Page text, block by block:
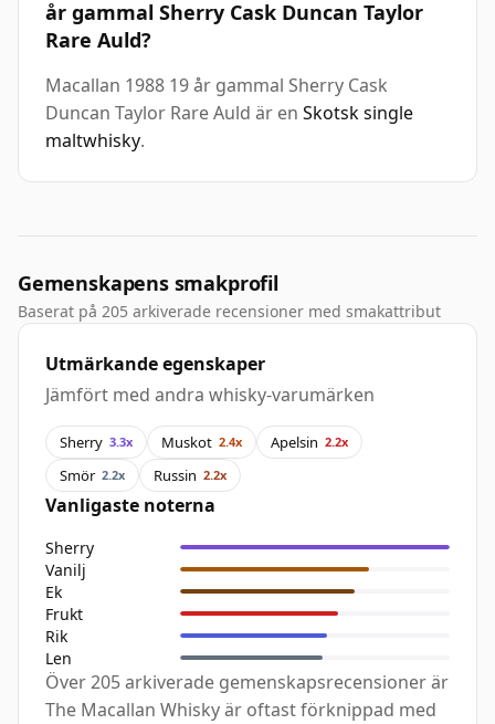
år gammal Sherry Cask Duncan Taylor
Rare Auld?
Macallan 1988 19 år gammal Sherry Cask
Duncan Taylor Rare Auld är en Skotsk single
maltwhisky.
Gemenskapens smakprofil
Baserat på 205 arkiverade recensioner med smakattribut
Utmärkande egenskaper
Jämfört med andra whisky-varumärken
Sherry 3.3x Muskot 2.4x Apelsin 2.2x
Smör 2.2x Russin 2.2x
Vanligaste noterna
Sherry
Vanilj
Ek
Frukt
Rik
Len
Över 205 arkiverade gemenskapsrecensioner är
The Macallan Whisky är oftast förknippad med